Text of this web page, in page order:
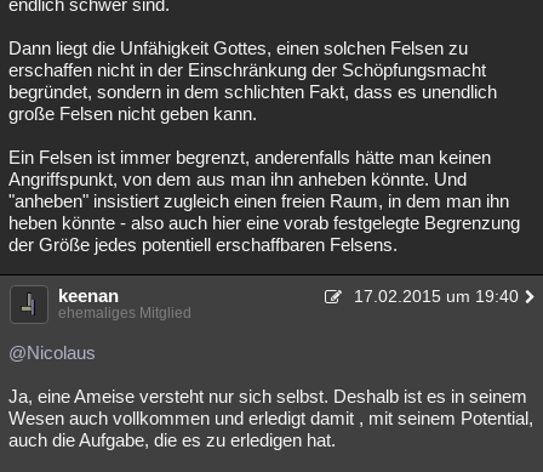
endlich schwer sind.
Dann liegt die Unfähigkeit Gottes, einen solchen Felsen zu
erschaffen nicht in der Einschränkung der Schöpfungsmacht
begründet, sondern in dem schlichten Fakt, dass es unendlich
große Felsen nicht geben kann.
Ein Felsen ist immer begrenzt, anderenfalls hätte man keinen
Angriffspunkt, von dem aus man ihn anheben könnte. Und
"anheben" insistiert zugleich einen freien Raum, in dem man ihn
heben könnte - also auch hier eine vorab festgelegte Begrenzung
der Größe jedes potentiell erschaffbaren Felsens.
keenan 17.02.2015 um 19:40
ehemaliges Mitglied
@Nicolaus
Ja, eine Ameise versteht nur sich selbst. Deshalb ist es in seinem
Wesen auch vollkommen und erledigt damit , mit seinem Potential,
auch die Aufgabe, die es zu erledigen hat.